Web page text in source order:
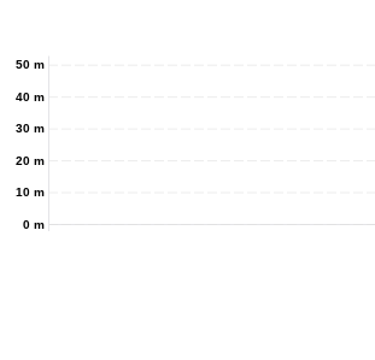
0 m
10 m
20 m
30 m
40 m
50 m